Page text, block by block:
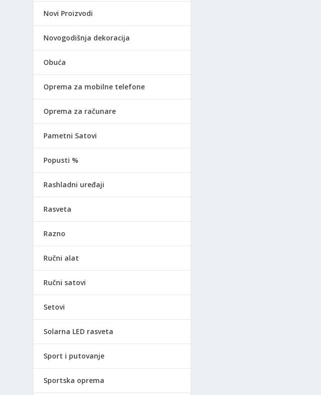
Novi Proizvodi
Novogodišnja dekoracija
Obuća
Oprema za mobilne telefone
Oprema za računare
Pametni Satovi
Popusti %
Rashladni uređaji
Rasveta
Razno
Ručni alat
Ručni satovi
Setovi
Solarna LED rasveta
Sport i putovanje
Sportska oprema